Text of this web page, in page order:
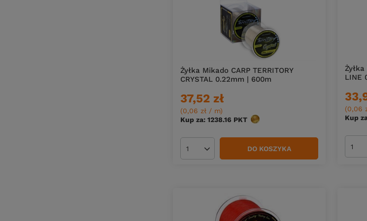
Żyłka Mikado CARP TERRITORY
CRYSTAL 0.22mm | 600m
37,52 zł
(0,06 zł / m)
Kup za: 1238.16 PKT punktów
Ilość produktów DO KOSZYKA
Żyłka
LINE
(0,06
Kup